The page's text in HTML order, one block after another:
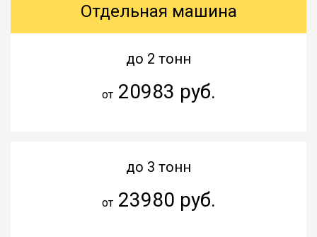
Отдельная машина
до 2 тонн
от20983 руб.
до 3 тонн
от23980 руб.